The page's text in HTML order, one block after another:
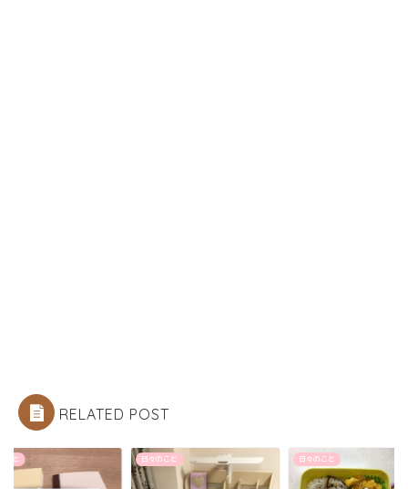
RELATED POST
こと 日々のこと 日々のこと